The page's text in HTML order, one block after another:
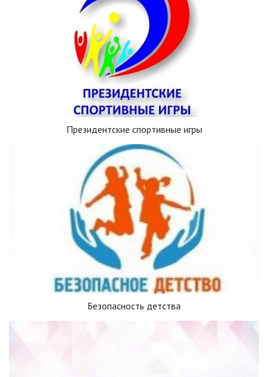
Президентские спортивные игры
Безопасность детства